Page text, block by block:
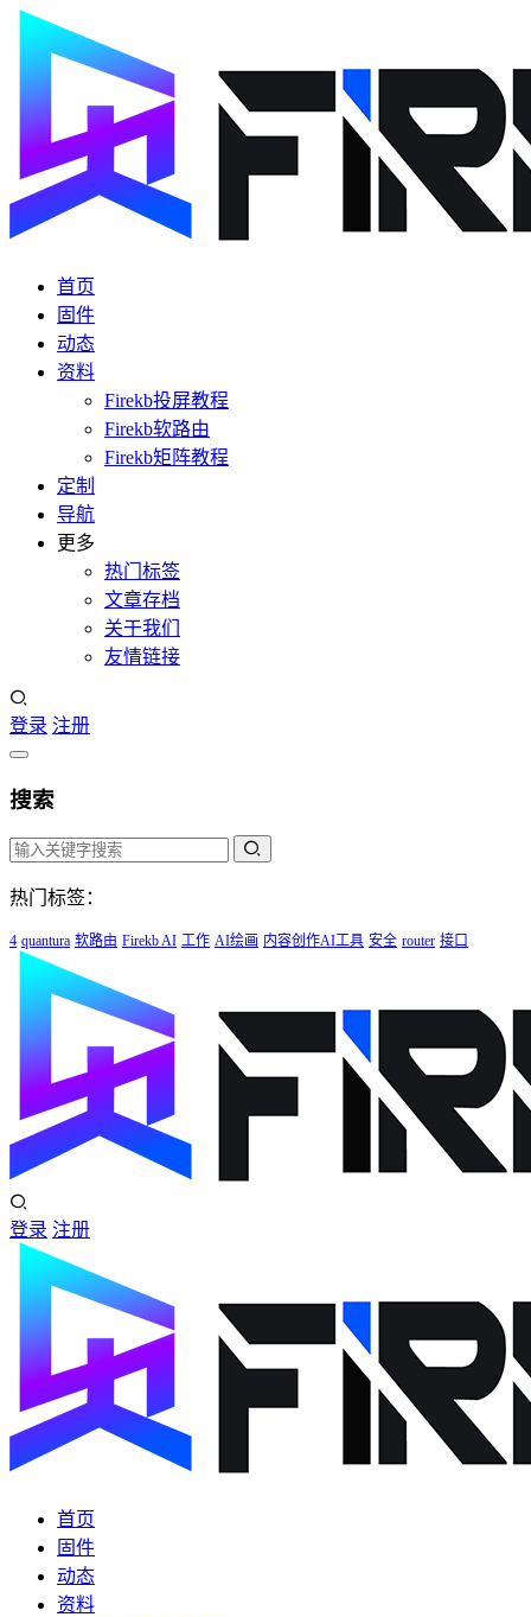
首页
固件
动态
资料
Firekb投屏教程
Firekb软路由
Firekb矩阵教程
定制
导航
更多
热门标签
文章存档
关于我们
友情链接
登录 注册
搜索
热门标签：
4 quantura 软路由 Firekb AI 工作 AI绘画 内容创作AI工具 安全 router 接口
登录 注册
首页
固件
动态
资料